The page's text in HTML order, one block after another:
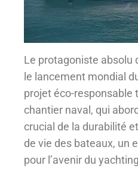
Le protagoniste absolu
le lancement mondial
projet éco-responsable
chantier naval, qui
crucial de la durabilité
de vie des bateaux, un
pour l’avenir du